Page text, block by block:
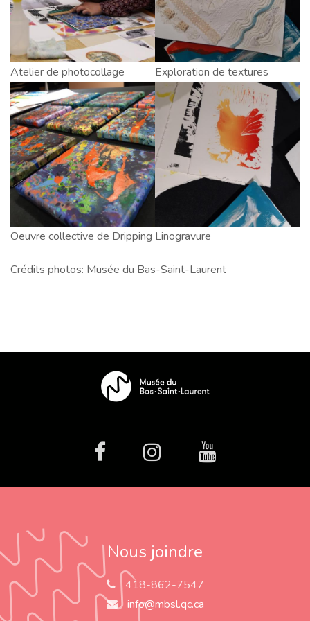
fer
fer
Atelier
de
photocollage
Atelier de photocollage
Exploration
de
textures
Exploration de textures
Oeuvre
de
Oeuvre collective de Dripping Linogravure
Linogravure
Crédits photos: Musée du Bas-Saint-Laurent
facebookInstagramYoutube
Nous joindre
418-862-7547
info@mbsl.qc.ca